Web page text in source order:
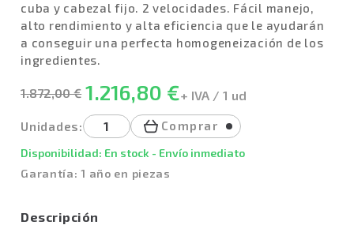
cuba y cabezal fijo. 2 velocidades. Fácil manejo,
alto rendimiento y alta eficiencia que le ayudarán
a conseguir una perfecta homogeneización de los
ingredientes.
1.872,00 € 1.216,80 €+ IVA / 1 ud
Unidades: Comprar
Disponibilidad: En stock - Envío inmediato
Garantía: 1 año en piezas
Descripción